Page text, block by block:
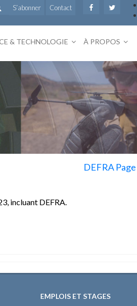
S’abonner Contact
& TECHNOLOGIE À PROPOS
DEFRA
incluant DEFRA.
EMPLOIS ET STAGES